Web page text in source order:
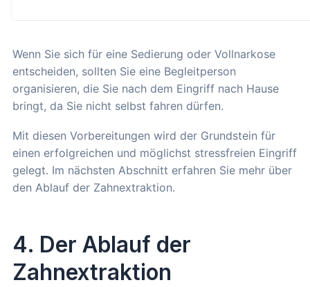
Wenn Sie sich für eine Sedierung oder Vollnarkose
entscheiden, sollten Sie eine Begleitperson
organisieren, die Sie nach dem Eingriff nach Hause
bringt, da Sie nicht selbst fahren dürfen.
Mit diesen Vorbereitungen wird der Grundstein für
einen erfolgreichen und möglichst stressfreien Eingriff
gelegt. Im nächsten Abschnitt erfahren Sie mehr über
den Ablauf der Zahnextraktion.
4. Der Ablauf der
Zahnextraktion